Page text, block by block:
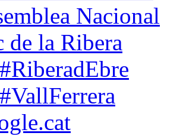
Nacional
de la Ribera